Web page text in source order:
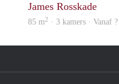
James Rosskade
85 m2 · 3 kamers · Vanaf